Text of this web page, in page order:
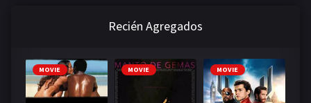
Recién Agregados
MOVIE MOVIE MOVIE